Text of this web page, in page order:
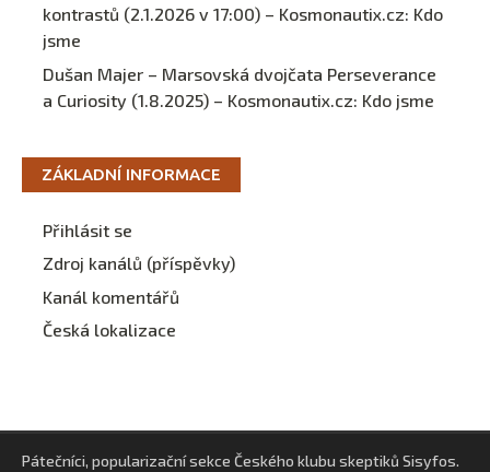
kontrastů (2.1.2026 v 17:00) – Kosmonautix.cz: Kdo
jsme
Dušan Majer – Marsovská dvojčata Perseverance
a Curiosity (1.8.2025) – Kosmonautix.cz: Kdo jsme
ZÁKLADNÍ INFORMACE
Přihlásit se
Zdroj kanálů (příspěvky)
Kanál komentářů
Česká lokalizace
Pátečníci, popularizační sekce Českého klubu skeptiků Sisyfos.